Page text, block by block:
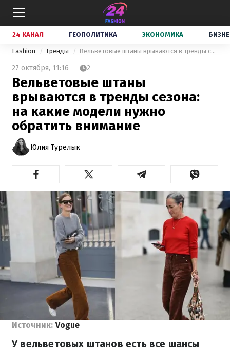
24 КАНАЛ ГЕОПОЛИТИКА ЭКОНОМИКА
Fashion Тренды Вельветовые штаны врываются в тренды сезона: на какие модели нужно обратить внимание
27 октября, 11:16 2
Вельветовые штаны
врываются в тренды сезона:
на какие модели нужно
обратить внимание
Юлия Турелык
Источник: Vogue
У вельветовых штанов есть все шансы